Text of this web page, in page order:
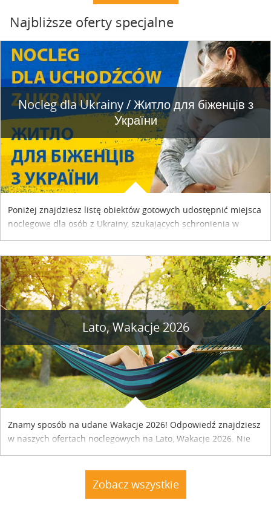
Najbliższe oferty specjalne
Nocleg dla Ukrainy / Житло для бiженцiв з
України
Poniżej znajdziesz listę obiektów gotowych udostępnić miejsca
noclegowe dla osób z Ukrainy, szukających schronienia w
Lato, Wakacje 2026
Znamy sposób na udane Wakacje 2026! Odpowiedź znajdziesz
w naszych ofertach noclegowych na Lato, Wakacje 2026. Nie
zwlekaj atrakcyjne noclegi czekają...
Zobacz wszystkie